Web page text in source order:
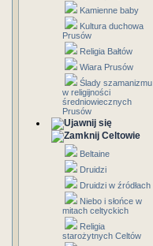
Kamienne baby
Kultura duchowa
Prusów
Religia Bałtów
Wiara Prusów
Ślady szamanizmu
w religijności
średniowiecznych
Prusów
Celtowie
Beltaine
Druidzi
Druidzi w źródłach
Niebo i słońce w
mitach celtyckich
Religia
starożytnych Celtów